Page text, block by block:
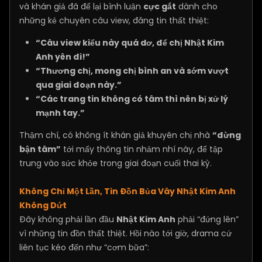
và khán giả đã để lại bình luận cực gắt dành cho
những kẻ chuyên câu view, đăng tin thất thiệt:
“Câu view kiểu này quá dơ, để chị Nhật Kim
Anh yên đi!”
“Thương chị, mong chị bình an và sớm vượt
qua giai đoạn này.”
“Các trang tin không có tâm thì nên bị xử lý
mạnh tay.”
Thậm chí, có không ít khán giả khuyên chị nhà “đừng
bận tâm” tới mấy thông tin nhảm nhí này, để tập
trung vào sức khỏe trong giai đoạn cuối thai kỳ.
Không Chỉ Một Lần, Tin Đồn Bủa Vây Nhật Kim Anh
Không Dứt
Đây không phải lần đầu Nhật Kim Anh phải “đứng lên”
vì những tin đồn thất thiệt. Hồi nào tới giờ, drama cứ
liên tục kéo đến như “cơm bữa”: